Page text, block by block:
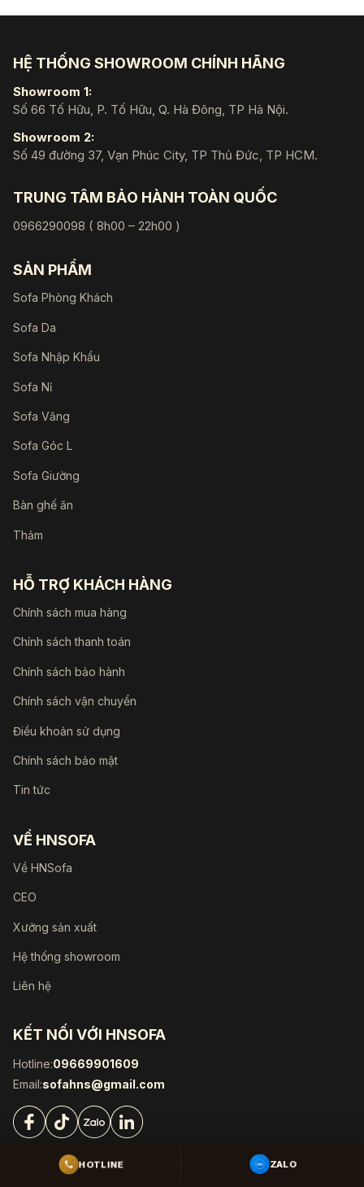
HỆ THỐNG SHOWROOM CHÍNH HÃNG
Showroom 1:
Số 66 Tố Hữu, P. Tố Hữu, Q. Hà Đông, TP Hà Nội.
Showroom 2:
Số 49 đường 37, Vạn Phúc City, TP Thủ Đức, TP HCM.
TRUNG TÂM BẢO HÀNH TOÀN QUỐC
0966290098 ( 8h00 – 22h00 )
SẢN PHẨM
Sofa Phòng Khách
Sofa Da
Sofa Nhập Khẩu
Sofa Nỉ
Sofa Văng
Sofa Góc L
Sofa Giường
Bàn ghế ăn
Thảm
HỖ TRỢ KHÁCH HÀNG
Chính sách mua hàng
Chính sách thanh toán
Chính sách bảo hành
Chính sách vận chuyển
Điều khoản sử dụng
Chính sách bảo mật
Tin tức
VỀ HNSOFA
Về HNSofa
CEO
Xưởng sản xuất
Hệ thống showroom
Liên hệ
KẾT NỐI VỚI HNSOFA
Hotline:09669901609
Email:sofahns@gmail.com
HOTLINE ZALO